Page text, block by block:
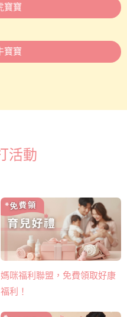
寶寶
寶寶
活動
媽咪福利聯盟，免費領取好康
福利！